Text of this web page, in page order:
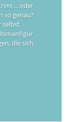
... oder
so genau?
selbst
die sich